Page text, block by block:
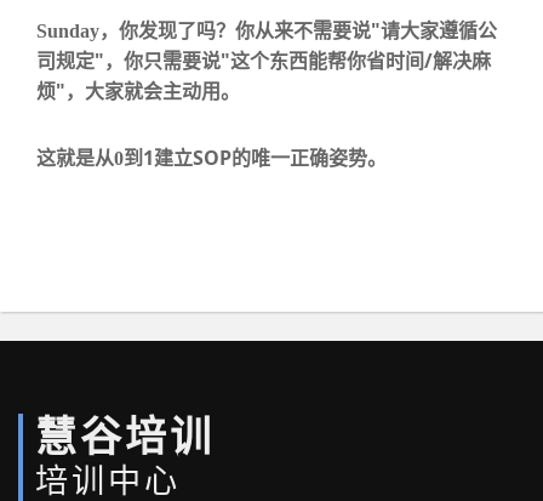
Sunday，你发现了吗？你从来不需要说"请大家遵循公
司规定"，你只需要说"这个东西能帮你省时间 /解决麻
烦"，大家就会主动用。
这就是从0到 1建立SOP的唯一正确姿势。
慧谷培训
培训中心